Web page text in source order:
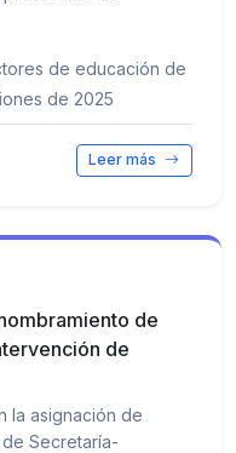
de educación de
de 2025
Leer más
de
de
la asignación de
Secretaría-